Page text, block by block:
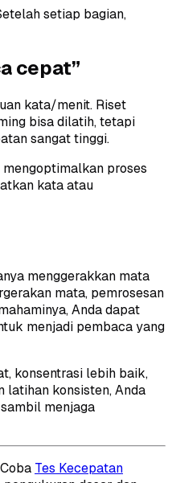
setiap bagian,
cepat”
kata/menit. Riset
bisa dilatih, tetapi
sangat tinggi.
proses
kata atau
menggerakkan mata
mata, pemrosesan
Anda dapat
menjadi pembaca yang
konsentrasi lebih baik,
latihan konsisten, Anda
menjaga
Tes Kecepatan